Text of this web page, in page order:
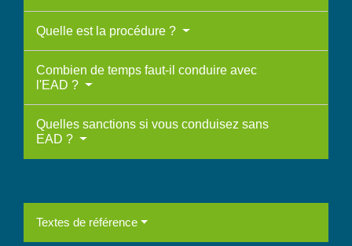
Quelle est la procédure ?
Combien de temps faut-il conduire avec
l'EAD ?
Quelles sanctions si vous conduisez sans
EAD ?
Textes de référence